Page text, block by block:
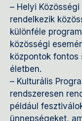
– Helyi
rendelkezik
különféle
közösségi
központok fontos
életben.
– Kulturális
rendszeresen
például
ünnepségeket,